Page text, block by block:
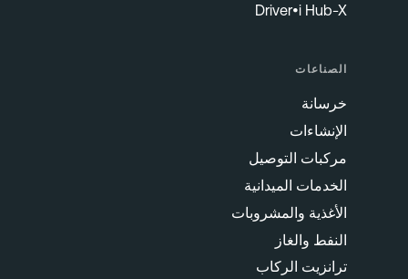
Driver•i Hub-X
الصناعات
خرسانة
الإنشاءات
مركبات التوصيل
الخدمات الميدانية
الأغذية والمشروبات
النفط والغاز
ترانزيت الركاب